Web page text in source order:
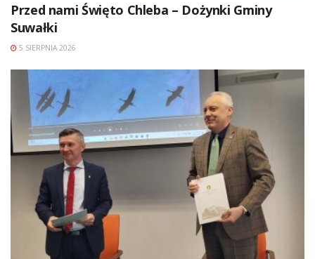
Przed nami Święto Chleba – Dożynki Gminy
Suwałki
5 SIERPNIA 2026